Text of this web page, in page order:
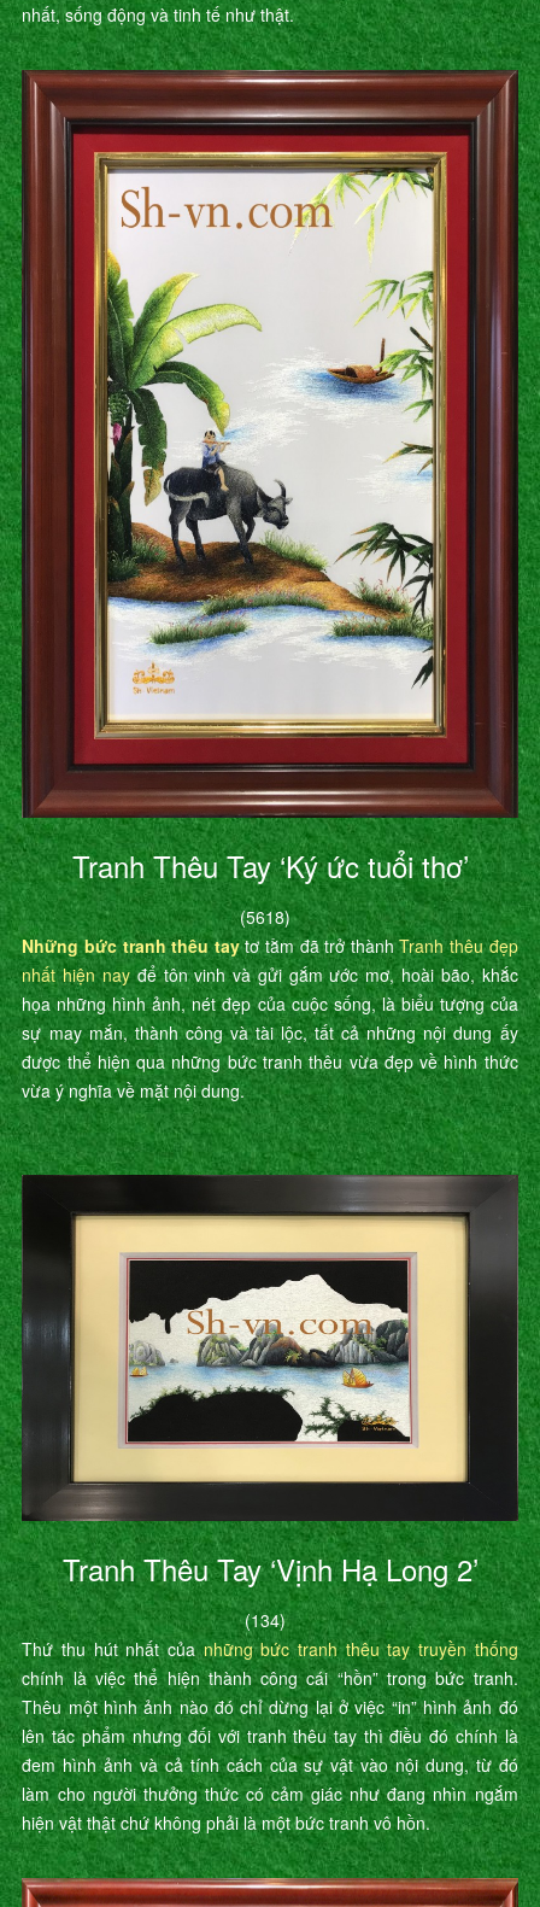
nhất, sống động và tinh tế như thật.
Tranh Thêu Tay ‘Ký ức tuổi thơ’
(5618)
Những bức tranh thêu taytơ tằm đã trở thànhTranh thêu đẹp
nhất hiện nayđể tôn vinh và gửi gắm ước mơ, hoài bão, khắc
họa những hình ảnh, nét đẹp của cuộc sống, là biểu tượng của
sự may mắn, thành công và tài lộc, tất cả những nội dung ấy
được thể hiện qua những bức tranh thêu vừa đẹp về hình thức
vừa ý nghĩa về mặt nội dung.
Tranh Thêu Tay ‘Vịnh Hạ Long 2’
(134)
Thứ thu hút nhất củanhững bức tranh thêu tay truyền thống
chính là việc thể hiện thành công cái “hồn” trong bức tranh.
Thêu một hình ảnh nào đó chỉ dừng lại ở việc “in” hình ảnh đó
lên tác phẩm nhưng đối với tranh thêu tay thì điều đó chính là
đem hình ảnh và cả tính cách của sự vật vào nội dung, từ đó
làm cho người thưởng thức có cảm giác như đang nhìn ngắm
hiện vật thật chứ không phải là một bức tranh vô hồn.